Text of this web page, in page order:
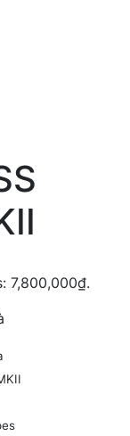
7,800,000₫.